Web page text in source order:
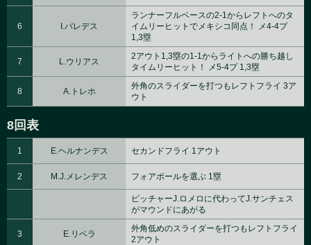
6 I.パレデス
ランナーフルベースの2-1からレフトへのタ
イムリーヒットでメキシコ同点！ メ4-4プ
1,3塁
7 L.ウリアス
2アウト1,3塁の1-1からライトへの勝ち越し
タイムリーヒット！ メ5-4プ 1,3塁
8 A.トレホ
外角のスライダーを打つもレフトフライ 3ア
ウト
8回表
1 E.ヘルナンデス セカンドフライ 1アウト
2 M.J.メレンデス フォアボールを選ぶ 1塁
ピッチャーJ.ロメロに代わってJ.サンチェス
がマウンドにあがる
3 E.リベラ
外角低めのスライダーを打つもレフトフライ
2アウト